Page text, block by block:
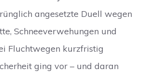
angesetzte Duell wegen
Schneeverwehungen und
Fluchtwegen kurzfristig
ging vor – und daran